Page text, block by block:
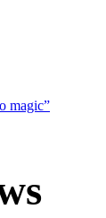
magic”